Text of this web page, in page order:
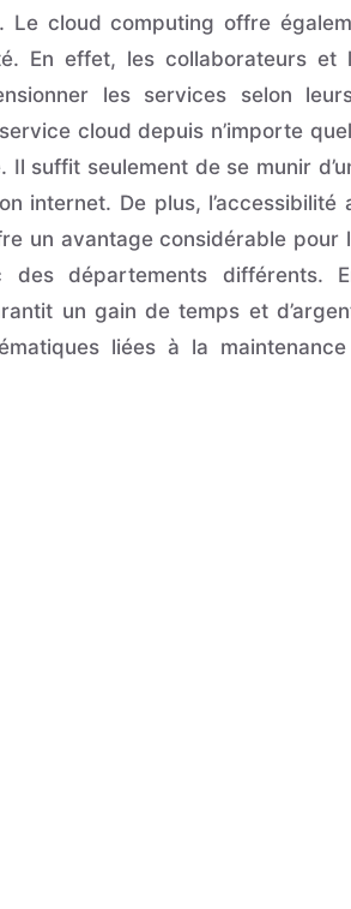
Le cloud computing offre
En effet, les collaborateurs et
les services selon
cloud depuis n’importe
Il suffit seulement de se munir
internet. De plus, l’accessibilité
un avantage considérable pour
des départements différents.
un gain de temps et
liées à la